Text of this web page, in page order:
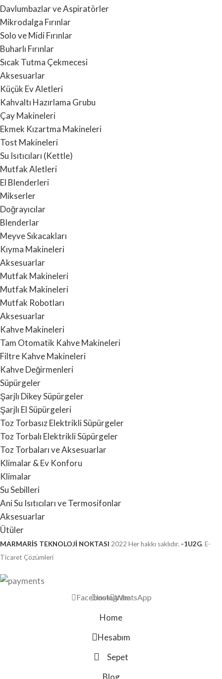
Davlumbazlar ve Aspiratörler
Mikrodalga Fırınlar
Solo ve Midi Fırınlar
Buharlı Fırınlar
Sıcak Tutma Çekmecesi
Aksesuarlar
Küçük Ev Aletleri
Kahvaltı Hazırlama Grubu
Çay Makineleri
Ekmek Kızartma Makineleri
Tost Makineleri
Su Isıtıcıları (Kettle)
Mutfak Aletleri
El Blenderleri
Mikserler
Doğrayıcılar
Blenderlar
Meyve Sıkacakları
Kıyma Makineleri
Aksesuarlar
Mutfak Makineleri
Mutfak Makineleri
Mutfak Robotları
Aksesuarlar
Kahve Makineleri
Tam Otomatik Kahve Makineleri
Filtre Kahve Makineleri
Kahve Değirmenleri
Süpürgeler
Şarjlı Dikey Süpürgeler
Şarjlı El Süpürgeleri
Toz Torbasız Elektrikli Süpürgeler
Toz Torbalı Elektrikli Süpürgeler
Toz Torbaları ve Aksesuarlar
Klimalar & Ev Konforu
Klimalar
Su Sebilleri
Ani Su Isıtıcıları ve Termosifonlar
Aksesuarlar
Ütüler
MARMARİS TEKNOLOJİ NOKTASI 2022 Her hakkı saklıdır. -1U2G. E-
Ticaret Çözümleri
FacebookInstagramWhatsApp
Home
Hesabım
Sepet
Blog